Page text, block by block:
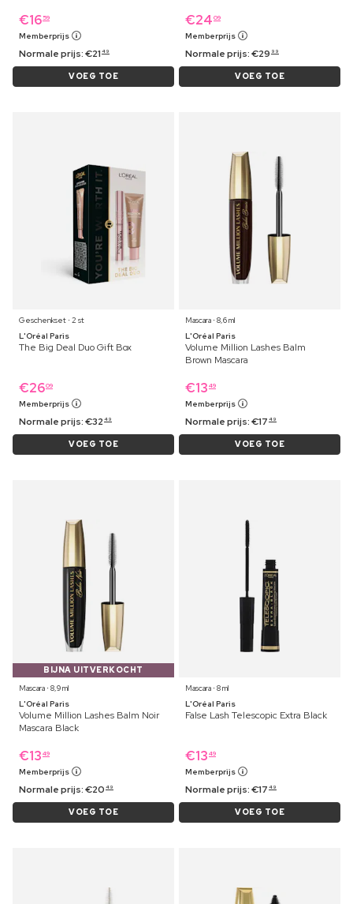
€16 59
Memberprijs
Normale prijs:€21 49
VOEG TOE
€24 09
Memberprijs
Normale prijs:€29 99
VOEG TOE
Geschenkset ⋅ 2 st
L'Oréal Paris
The Big Deal Duo Gift Box
€2609
Memberprijs
Normale prijs:€32 49
VOEG TOE
Mascara ⋅ 8,6 ml
L'Oréal Paris
Volume Million Lashes Balm
Brown Mascara
€13 49
Memberprijs
Normale prijs:€17 49
VOEG TOE
BIJNA UITVERKOCHT
Mascara ⋅ 8,9 ml
L'Oréal Paris
Volume Million Lashes Balm Noir
Mascara Black
€13 49
Memberprijs
Normale prijs:€20 49
VOEG TOE
Mascara ⋅ 8 ml
L'Oréal Paris
False Lash Telescopic Extra Black
€13 49
Memberprijs
Normale prijs:€17 49
VOEG TOE